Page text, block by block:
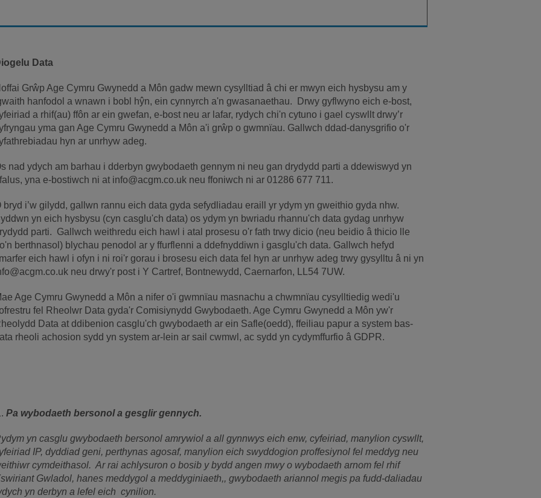
Data
Grŵp Age Cymru Gwynedd a Môn gadw mewn cysylltiad â chi er mwyn eich hysbysu am y
hanfodol a wnawn i bobl hŷn, ein cynnyrch a'n gwasanaethau. Drwy gyflwyno eich e-bost,
a rhif(au) ffôn ar ein gwefan, e-bost neu ar lafar, rydych chi'n cytuno i gael cyswllt drwy’r
yma gan Age Cymru Gwynedd a Môn a'i grŵp o gwmnïau. Gallwch ddad-danysgrifio o'r
hyn ar unrhyw adeg.
nad ydych am barhau i dderbyn gwybodaeth gennym ni neu gan drydydd parti a ddewiswyd yn
yna e-bostiwch ni at info@acgm.co.uk neu ffoniwch ni ar 01286 677 711.
bryd i’w gilydd, gallwn rannu eich data gyda sefydliadau eraill yr ydym yn gweithio gyda nhw.
yn eich hysbysu (cyn casglu'ch data) os ydym yn bwriadu rhannu'ch data gydag unrhyw
parti. Gallwch weithredu eich hawl i atal prosesu o'r fath trwy dicio (neu beidio â thicio lle
berthnasol) blychau penodol ar y ffurflenni a ddefnyddiwn i gasglu'ch data. Gallwch hefyd
eich hawl i ofyn i ni roi'r gorau i brosesu eich data fel hyn ar unrhyw adeg trwy gysylltu â ni yn
neu drwy'r post i Y Cartref, Bontnewydd, Caernarfon, LL54 7UW.
Age Cymru Gwynedd a Môn a nifer o'i gwmnïau masnachu a chwmnïau cysylltiedig wedi'u
fel Rheolwr Data gyda'r Comisiynydd Gwybodaeth. Age Cymru Gwynedd a Môn yw'r
Data at ddibenion casglu'ch gwybodaeth ar ein Safle(oedd), ffeiliau papur a system bas-
rheoli achosion sydd yn system ar-lein ar sail cwmwl, ac sydd yn cydymffurfio â GDPR.
Pa wybodaeth bersonol a gesglir gennych.
yn casglu gwybodaeth bersonol amrywiol a all gynnwys eich enw, cyfeiriad, manylion cyswllt,
IP, dyddiad geni, perthynas agosaf, manylion eich swyddogion proffesiynol fel meddyg neu
cymdeithasol. Ar rai achlysuron o bosib y bydd angen mwy o wybodaeth arnom fel rhif
Gwladol, hanes meddygol a meddyginiaeth,, gwybodaeth ariannol megis pa fudd-daliadau
yn derbyn a lefel eich cynilion.